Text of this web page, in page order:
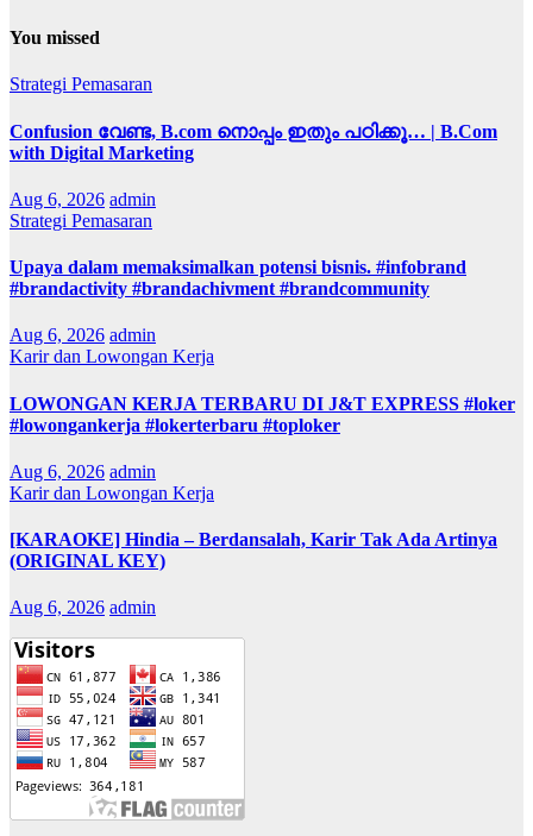
You missed
Strategi Pemasaran
Confusion വേണ്ട, B.com നൊപ്പം ഇതും പഠിക്കൂ… | B.Com
with Digital Marketing
Aug 6, 2026 admin
Strategi Pemasaran
Upaya dalam memaksimalkan potensi bisnis. #infobrand
#brandactivity #brandachivment #brandcommunity
Aug 6, 2026 admin
Karir dan Lowongan Kerja
LOWONGAN KERJA TERBARU DI J&T EXPRESS #loker
#lowongankerja #lokerterbaru #toploker
Aug 6, 2026 admin
Karir dan Lowongan Kerja
[KARAOKE] Hindia – Berdansalah, Karir Tak Ada Artinya
(ORIGINAL KEY)
Aug 6, 2026 admin